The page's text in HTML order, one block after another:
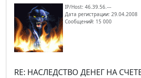
IP/Host: 46.39.56.---
Дата регистрации: 29.04.2008
Сообщений: 15 000
RE: НАСЛЕДСТВО ДЕНЕГ НА